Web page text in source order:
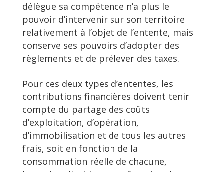
délègue sa compétence n’a plus le
pouvoir d’intervenir sur son territoire
relativement à l’objet de l’entente, mais
conserve ses pouvoirs d’adopter des
règlements et de prélever des taxes.
Pour ces deux types d’ententes, les
contributions financières doivent tenir
compte du partage des coûts
d’exploitation, d’opération,
d’immobilisation et de tous les autres
frais, soit en fonction de la
consommation réelle de chacune,